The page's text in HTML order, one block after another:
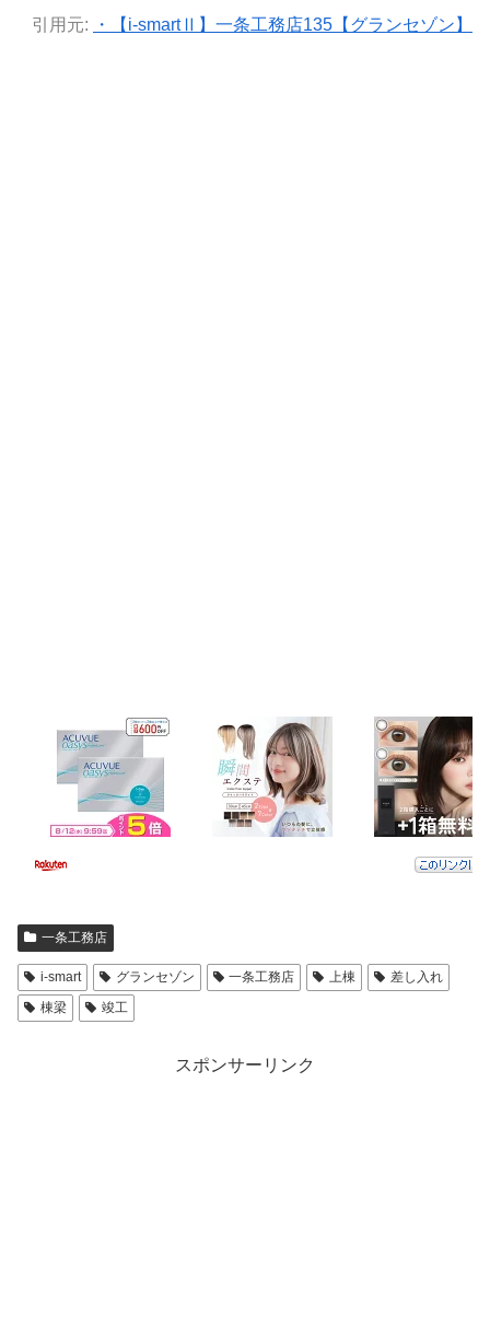
引用元: ・【i-smartⅡ】一条工務店135【グランセゾン】
一条工務店
i-smart グランセゾン 一条工務店 上棟
差し入れ
棟梁
竣工
スポンサーリンク